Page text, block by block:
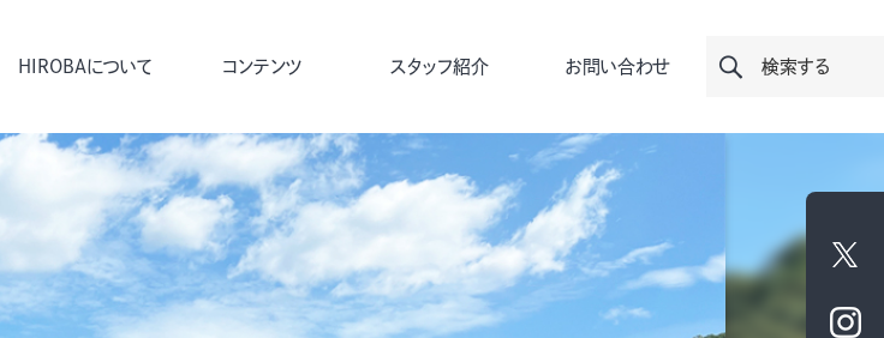
HIROBAについて コンテンツ スタッフ紹介 お問い合わせ 検索する